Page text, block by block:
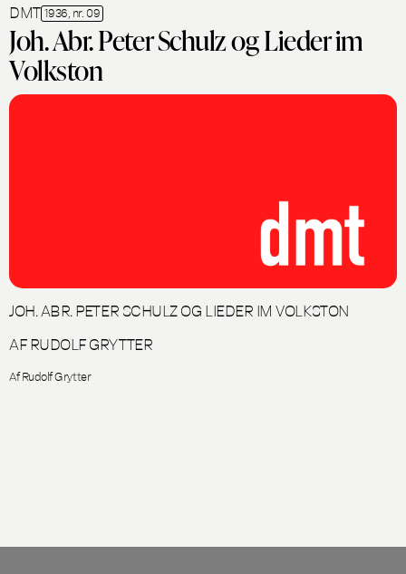
DMT 1936, nr. 09
Joh. Abr. Peter Schulz og Lieder im
Volkston
JOH. ABR. PETER SCHULZ OG LIEDER IM VOLKSTON
AF RUDOLF GRYTTER
Af Rudolf Grytter